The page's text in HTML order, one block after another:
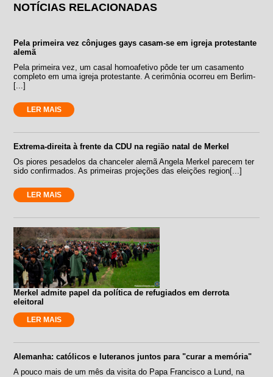
NOTÍCIAS RELACIONADAS
Pela primeira vez cônjuges gays casam-se em igreja protestante
alemã
Pela primeira vez, um casal homoafetivo pôde ter um casamento
completo em uma igreja protestante. A cerimônia ocorreu em Berlim-
[...]
LER MAIS
Extrema-direita à frente da CDU na região natal de Merkel
Os piores pesadelos da chanceler alemã Angela Merkel parecem ter
sido confirmados. As primeiras projeções das eleições region[...]
LER MAIS
Merkel admite papel da política de refugiados em derrota
eleitoral
LER MAIS
Alemanha: católicos e luteranos juntos para "curar a memória"
A pouco mais de um mês da visita do Papa Francisco a Lund, na